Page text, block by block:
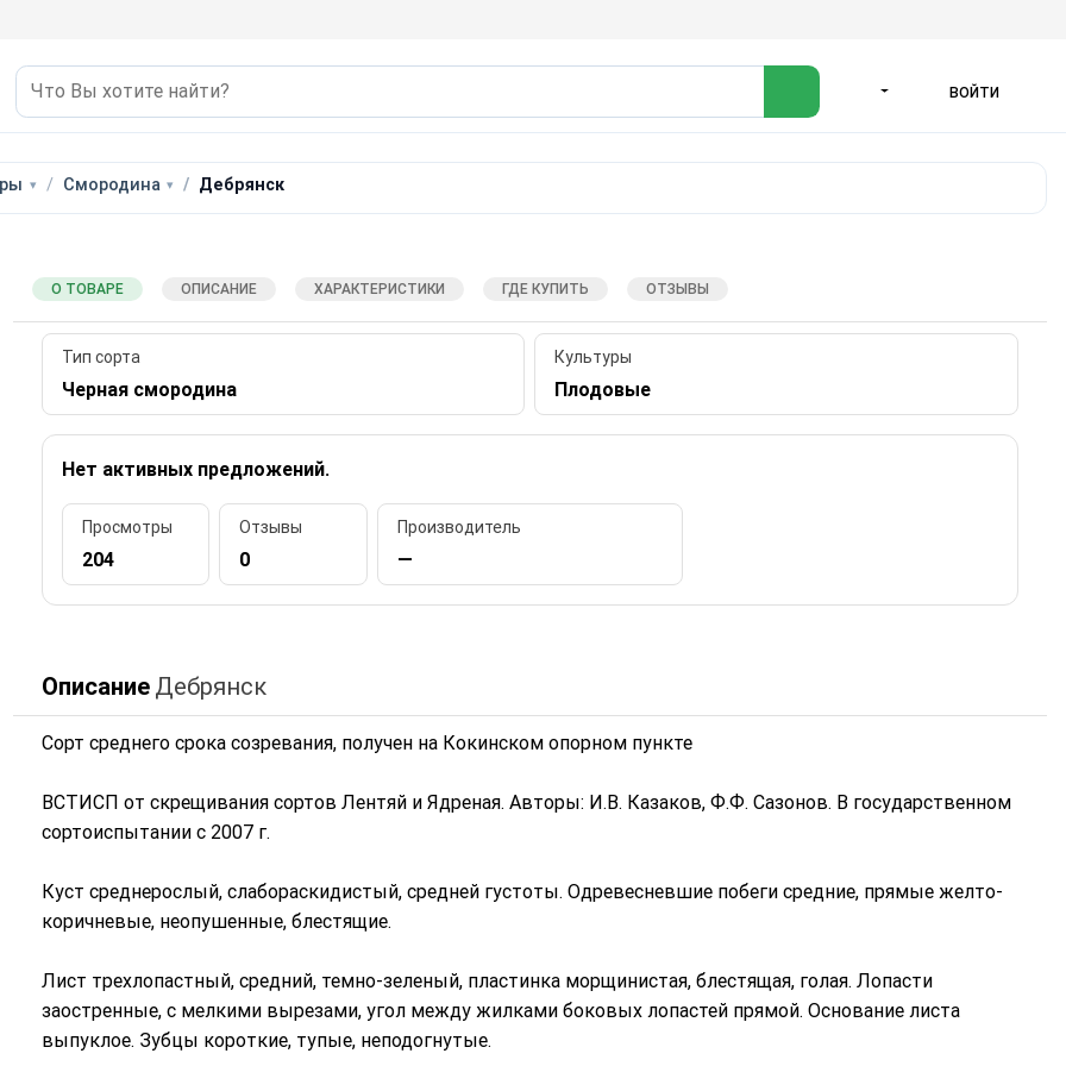
ВОЙТИ
Смородина Дебрянск
О ТОВАРЕ ОПИСАНИЕ ХАРАКТЕРИСТИКИ ГДЕ КУПИТЬ ОТЗЫВЫ
Тип сорта
Черная смородина
Культуры
Плодовые
Нет активных предложений.
Просмотры
204
Отзывы
0
Производитель
—
Описание Дебрянск
Сорт среднего срока созревания, получен на Кокинском опорном пункте
ВСТИСП от скрещивания сортов Лентяй и Ядреная. Авторы: И.В. Казаков, Ф.Ф. Сазонов. В государственном
сортоиспытании с 2007 г.
Куст среднерослый, слабораскидистый, средней густоты. Одревесневшие побеги средние, прямые желто-
коричневые, неопушенные, блестящие.
Лист трехлопастный, средний, темно-зеленый, пластинка морщинистая, блестящая, голая. Лопасти
заостренные, с мелкими вырезами, угол между жилками боковых лопастей прямой. Основание листа
выпуклое. Зубцы короткие, тупые, неподогнутые.